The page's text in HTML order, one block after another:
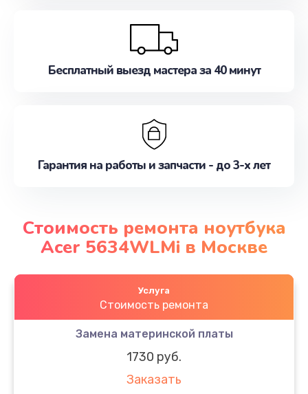
Бесплатный выезд мастера за 40 минут
Гарантия на работы и запчасти - до 3-х лет
Стоимость ремонта ноутбука
Acer 5634WLMi в Москве
Услуга
Стоимость ремонта
Замена материнской платы
1730 руб.
Заказать